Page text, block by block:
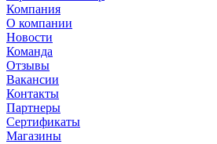
Компания
О компании
Новости
Команда
Отзывы
Вакансии
Контакты
Партнеры
Сертификаты
Магазины